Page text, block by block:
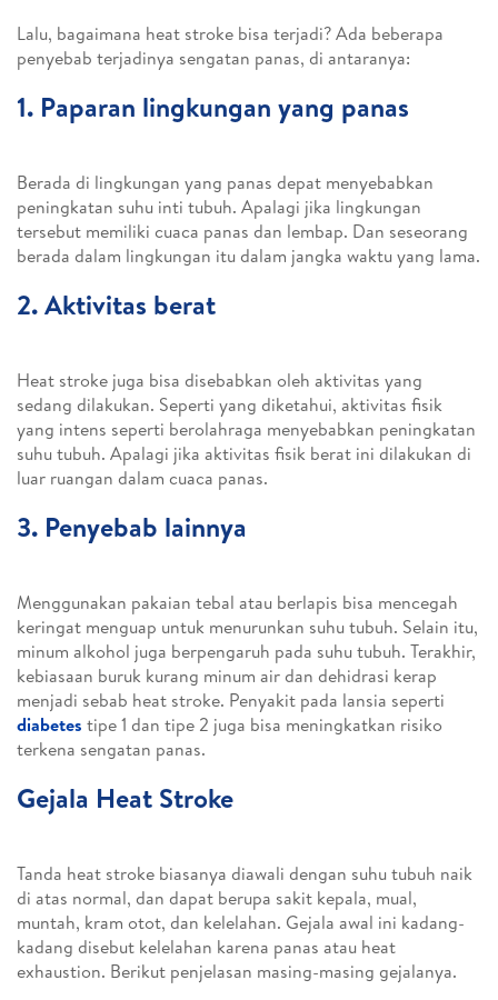
Lalu, bagaimana heat stroke bisa terjadi? Ada beberapa
penyebab terjadinya sengatan panas, di antaranya:
1. Paparan lingkungan yang panas
Berada di lingkungan yang panas depat menyebabkan
peningkatan suhu inti tubuh. Apalagi jika lingkungan
tersebut memiliki cuaca panas dan lembap. Dan seseorang
berada dalam lingkungan itu dalam jangka waktu yang lama.
2. Aktivitas berat
Heat stroke juga bisa disebabkan oleh aktivitas yang
sedang dilakukan. Seperti yang diketahui, aktivitas fisik
yang intens seperti berolahraga menyebabkan peningkatan
suhu tubuh. Apalagi jika aktivitas fisik berat ini dilakukan di
luar ruangan dalam cuaca panas.
3. Penyebab lainnya
Menggunakan pakaian tebal atau berlapis bisa mencegah
keringat menguap untuk menurunkan suhu tubuh. Selain itu,
minum alkohol juga berpengaruh pada suhu tubuh. Terakhir,
kebiasaan buruk kurang minum air dan dehidrasi kerap
menjadi sebab heat stroke. Penyakit pada lansia seperti
diabetes tipe 1 dan tipe 2 juga bisa meningkatkan risiko
terkena sengatan panas.
Gejala Heat Stroke
Tanda heat stroke biasanya diawali dengan suhu tubuh naik
di atas normal, dan dapat berupa sakit kepala, mual,
muntah, kram otot, dan kelelahan. Gejala awal ini kadang-
kadang disebut kelelahan karena panas atau heat
exhaustion. Berikut penjelasan masing-masing gejalanya.